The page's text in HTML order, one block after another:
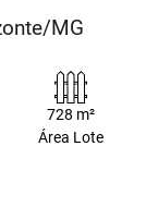
MG
728 m²
Área Lote